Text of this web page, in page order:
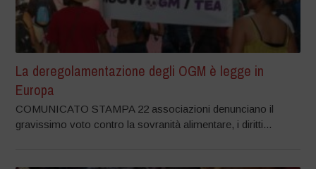
La deregolamentazione degli OGM è legge in
Europa
COMUNICATO STAMPA 22 associazioni denunciano il
gravissimo voto contro la sovranità alimentare, i diritti...